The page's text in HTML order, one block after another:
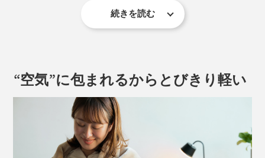
寝ている間にカラダから出る水分を吸っては、おだやか
な熱に変えてくれるので、一晩中ホッカホカ。
で、段違いのなめらかさを生み出しています。
続きを読む
“空気”に包まれるからとびきり軽い